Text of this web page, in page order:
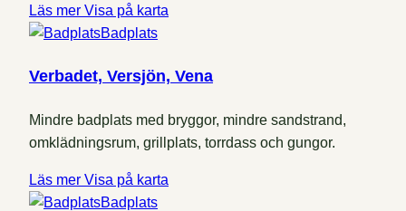
Läs mer Visa på karta
Badplats
Verbadet, Versjön, Vena
Mindre badplats med bryggor, mindre sandstrand,
omklädningsrum, grillplats, torrdass och gungor.
Läs mer Visa på karta
Badplats